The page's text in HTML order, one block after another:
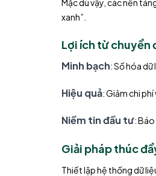
xanh”.
Lợi ích từ chuyển
Minh bạch: Số hóa
Hiệu quả: Giảm chi
Niềm tin đầu tư:
Giải pháp thúc
Thiết lập hệ thống dữ